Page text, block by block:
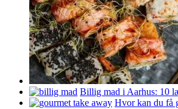
Billig mad i Aarhus: 10
Hvor kan du få